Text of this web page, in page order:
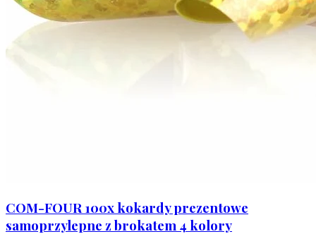
COM-FOUR 100x kokardy prezentowe
samoprzylepne z brokatem 4 kolory